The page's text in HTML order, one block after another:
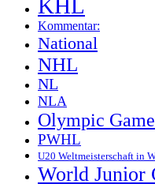
KHL
Kommentar:
National
NHL
NL
NLA
Olympic
PWHL
U20 Weltmeisterschaft in
World Junior